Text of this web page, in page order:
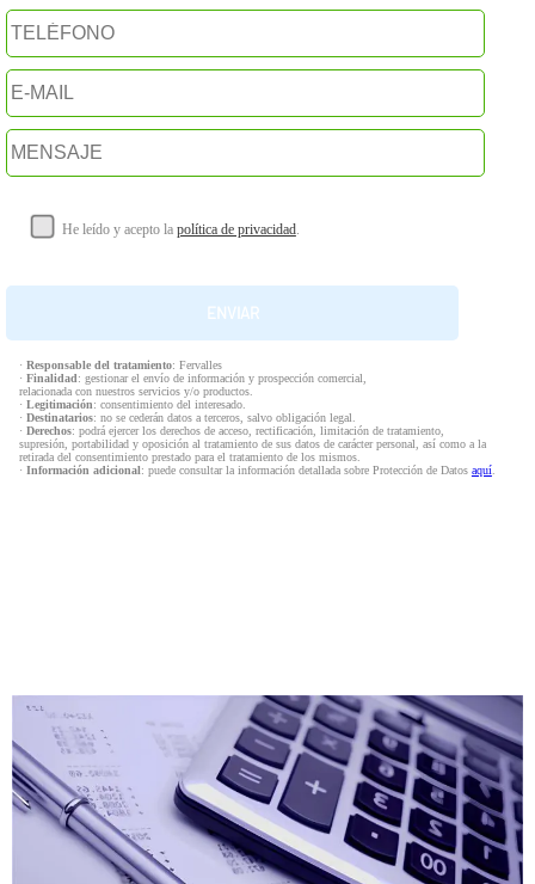
He leído y acepto la política de privacidad.
· Responsable del tratamiento: Fervalles
· Finalidad: gestionar el envío de información y prospección comercial,
relacionada con nuestros servicios y/o productos.
· Legitimación: consentimiento del interesado.
· Destinatarios: no se cederán datos a terceros, salvo obligación legal.
· Derechos: podrá ejercer los derechos de acceso, rectificación, limitación de tratamiento,
supresión, portabilidad y oposición al tratamiento de sus datos de carácter personal, así como a la
retirada del consentimiento prestado para el tratamiento de los mismos.
· Información adicional: puede consultar la información detallada sobre Protección de Datos aquí.